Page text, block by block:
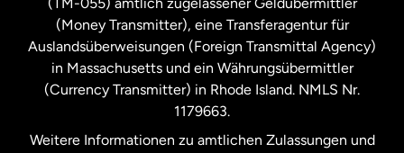
(TM-055) amtlich zugelassener Geldübermittler
(Money Transmitter), eine Transferagentur für
Auslandsüberweisungen (Foreign Transmittal Agency)
in Massachusetts und ein Währungsübermittler
(Currency Transmitter) in Rhode Island. NMLS Nr.
1179663.
Weitere Informationen zu amtlichen Zulassungen und